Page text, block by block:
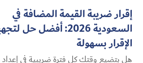
إقرار ضريبة القيمة المضافة في
السعودية 2026: أفضل حل
الإقرار بسهولة
هل بتضيع وقتك كل فترة ضريبية في إعداد